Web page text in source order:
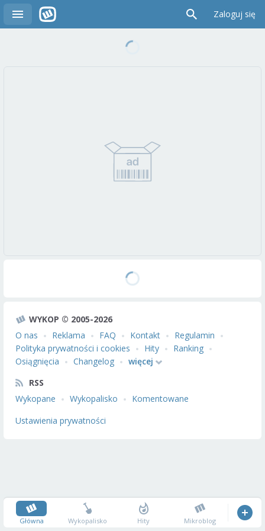
Zaloguj się
WYKOP © 2005-2026
O nas
Reklama FAQ Kontakt
Regulamin
Polityka prywatności i cookies
Hity
Ranking
Osiągnięcia
Changelog
więcej
RSS
Wykopane
Wykopalisko
Komentowane
Ustawienia prywatności
Główna Wykopalisko Hity Mikroblog